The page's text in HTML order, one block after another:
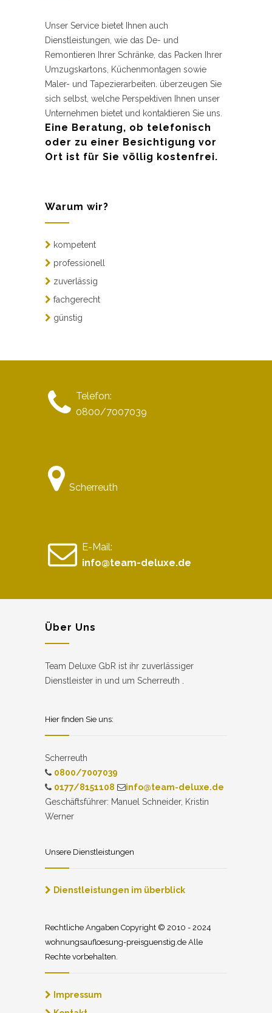
Unser Service bietet Ihnen auch
Dienstleistungen, wie das De- und
Remontieren Ihrer Schränke, das Packen Ihrer
Umzugskartons, Küchenmontagen sowie
Maler- und Tapezierarbeiten. überzeugen Sie
sich selbst, welche Perspektiven Ihnen unser
Unternehmen bietet und kontaktieren Sie uns.
Eine Beratung, ob telefonisch
oder zu einer Besichtigung vor
Ort ist für Sie völlig kostenfrei.
Warum wir?
kompetent
professionell
zuverlässig
fachgerecht
günstig
Telefon:
0800/7007039
Scherreuth
E-Mail:
info@team-deluxe.de
Über Uns
Team Deluxe GbR ist ihr zuverlässiger
Dienstleister in und um Scherreuth .
Hier finden Sie uns:
Scherreuth
0800/7007039
0177/8151108
info@team-deluxe.de
Geschäftsführer: Manuel Schneider, Kristin
Werner
Unsere Dienstleistungen
Dienstleistungen im überblick
Rechtliche Angaben Copyright © 2010 - 2024
wohnungsaufloesung-preisguenstig.de Alle
Rechte vorbehalten.
Impressum